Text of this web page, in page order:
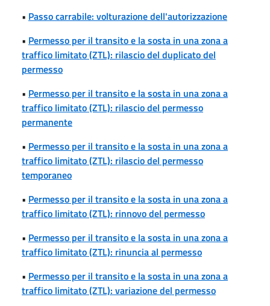
• Passo carrabile: volturazione dell'autorizzazione
• Permesso per il transito e la sosta in una zona a
traffico limitato (ZTL): rilascio del duplicato del
permesso
• Permesso per il transito e la sosta in una zona a
traffico limitato (ZTL): rilascio del permesso
permanente
• Permesso per il transito e la sosta in una zona a
traffico limitato (ZTL): rilascio del permesso
temporaneo
• Permesso per il transito e la sosta in una zona a
traffico limitato (ZTL): rinnovo del permesso
• Permesso per il transito e la sosta in una zona a
traffico limitato (ZTL): rinuncia al permesso
• Permesso per il transito e la sosta in una zona a
traffico limitato (ZTL): variazione del permesso